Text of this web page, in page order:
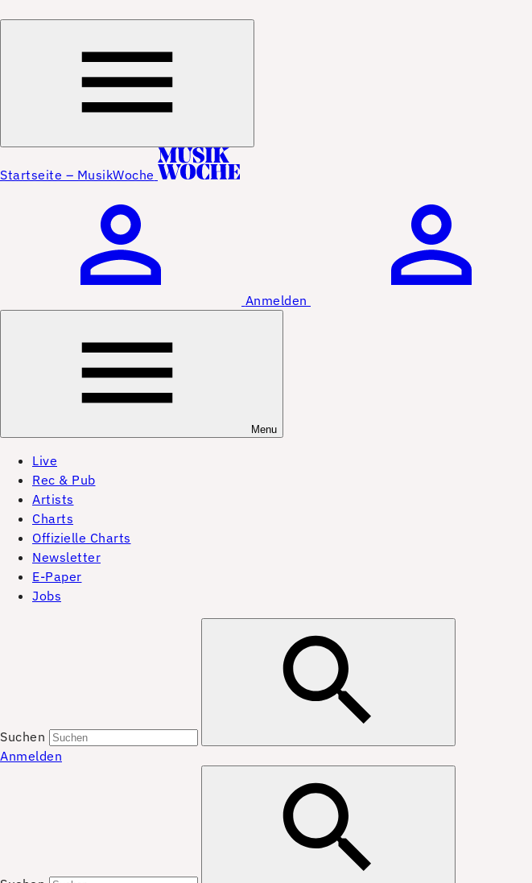
Startseite – MusikWoche
Anmelden
Menu
Live
Rec & Pub
Artists
Charts
Offizielle Charts
Newsletter
E-Paper
Jobs
Suchen
Anmelden